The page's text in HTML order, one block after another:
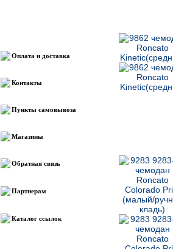
Оплата и доставка
Контакты
Пункты самовывоза
Магазины
Обратная связь
Партнерам
Каталог ссылок